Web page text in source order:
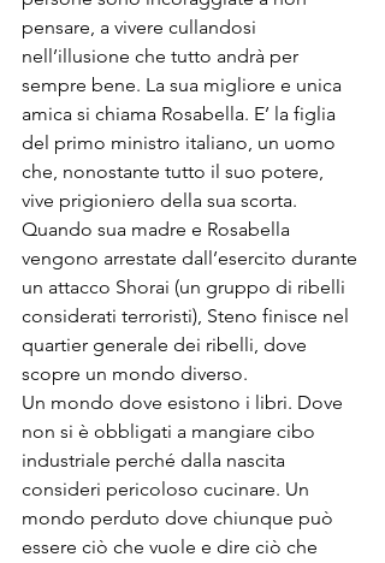
pensare, a vivere cullandosi
nell’illusione che tutto andrà per
sempre bene. La sua migliore e unica
amica si chiama Rosabella. E’ la figlia
del primo ministro italiano, un uomo
che, nonostante tutto il suo potere,
vive prigioniero della sua scorta.
Quando sua madre e Rosabella
vengono arrestate dall’esercito durante
un attacco Shorai (un gruppo di ribelli
considerati terroristi), Steno finisce nel
quartier generale dei ribelli, dove
scopre un mondo diverso.
Un mondo dove esistono i libri. Dove
non si è obbligati a mangiare cibo
industriale perché dalla nascita
consideri pericoloso cucinare. Un
mondo perduto dove chiunque può
essere ciò che vuole e dire ciò che